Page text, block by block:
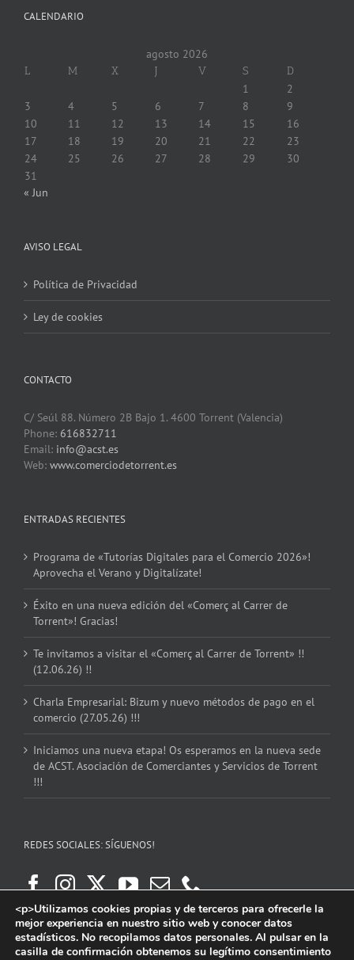
CALENDARIO
agosto 2026
L M X J V S D
1
2
3
4 5 6 7 8
9
10
11 12 13 14 15
16
17
18 19 20 21 22
23
24
25 26 27 28 29
30
31
« Jun
AVISO LEGAL
Política de Privacidad
Ley de cookies
CONTACTO
C/ Seúl 88. Número 2B Bajo 1. 4600 Torrent (Valencia)
Phone: 616832711
Email: info@acst.es
Web: www.comerciodetorrent.es
ENTRADAS RECIENTES
Programa de «Tutorías Digitales para el Comercio 2026»!
Aprovecha el Verano y Digitalízate!
Éxito en una nueva edición del «Comerç al Carrer de
Torrent»! Gracias!
Te invitamos a visitar el «Comerç al Carrer de Torrent» !!
(12.06.26) !!
Charla Empresarial: Bizum y nuevo métodos de pago en el
comercio (27.05.26) !!!
Iniciamos una nueva etapa! Os esperamos en la nueva sede
de ACST. Asociación de Comerciantes y Servicios de Torrent
!!!
REDES SOCIALES: SÍGUENOS!
<p>Utilizamos cookies propias y de terceros para ofrecerle la
mejor experiencia en nuestro sitio web y conocer datos
estadísticos. No recopilamos datos personales. Al pulsar en la
casilla de confirmación obtenemos su legítimo consentimiento